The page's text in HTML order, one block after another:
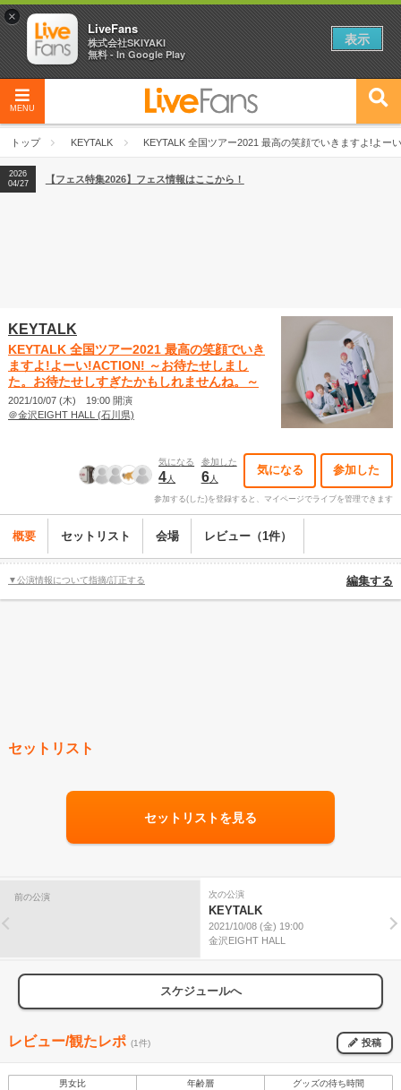
MENU
トップ KEYTALK KEYTALK 全国ツアー2021 最高の笑顔でいきますよ!よ
2026
04/27
2026
【ライブ動員ランキング】2026年上半期編発表！
2026
04/27
【フェス特集2026】フェス情報はここから！
KEYTALK
KEYTALK 全国ツアー2021 最高の笑顔でいき
ますよ!よーい!ACTION! ～お待たせしまし
た。お待たせしすぎたかもしれませんね。～
2021/10/07 (木) 19:00 開演
＠金沢EIGHT HALL (石川県)
気になる
4人
参加した
6人
気になる 参加した
参加する(した)を登録すると、マイページでライブを管理できます
概要 セットリスト 会場 レビュー（1件）
▼公演情報について指摘/訂正する 編集する
セットリスト
セットリストを見る
前の公演 次の公演
KEYTALK
2021/10/08 (金) 19:00
金沢EIGHT HALL
スケジュールへ
レビュー/観たレポ (1件) 投稿
男女比 年齢層 グッズの待ち時間
×
LiveFans
株式会社SKIYAKI
無料 - In Google Play
表示